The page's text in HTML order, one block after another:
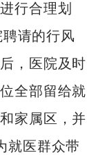
行合理划
请的行风
，医院及时
全部留给就
家属区，并
就医群众带